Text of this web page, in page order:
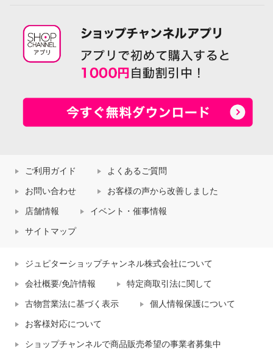
ご利用ガイド よくあるご質問
お問い合わせ お客様の声から改善しました
店舗情報 イベント・催事情報
サイトマップ
ジュピターショップチャンネル株式会社について
会社概要/免許情報 特定商取引法に関して
古物営業法に基づく表示 個人情報保護について
お客様対応について
ショップチャンネルで商品販売希望の事業者募集中